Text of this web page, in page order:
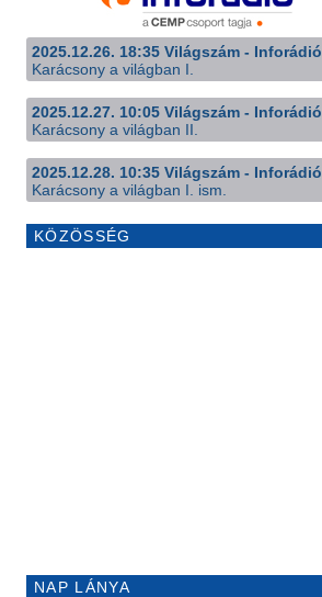
2025.12.26. 18:35 Világszám - Inforádió
Karácsony a világban I.
2025.12.27. 10:05 Világszám - Inforádió
Karácsony a világban II.
2025.12.28. 10:35 Világszám - Inforádió
Karácsony a világban I. ism.
KÖZÖSSÉG
NAP LÁNYA